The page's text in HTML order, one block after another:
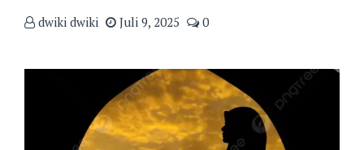
dwiki dwiki Juli 9, 2025 0